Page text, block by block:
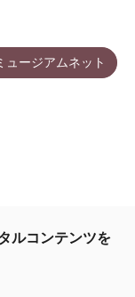
ュージアムネット
ルコンテンツを